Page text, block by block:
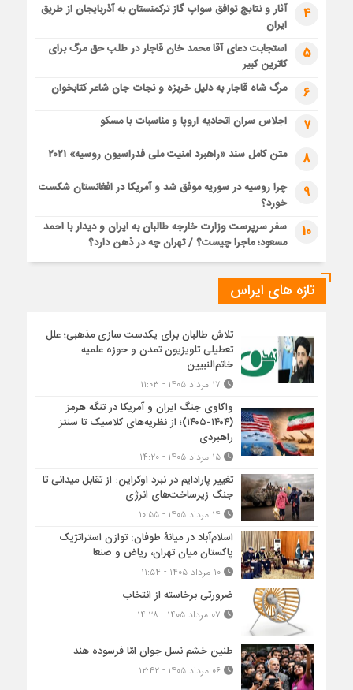
4
آثار و نتایج توافق سواپ گاز ترکمنستان به آذربایجان از طریق
ایران
5
استجابت دعای آقا محمد خان قاجار در طلب حق مرگ برای
کاترین کبیر
6 مرگ شاه قاجار به دلیل خربزه و نجات جان شاعر کتابخوان
7 اجلاس سران اتحادیه اروپا و مناسبات با مسکو
8 متن کامل سند «راهبرد امنیت ملی فدراسیون روسیه» ۲۰۲۱
9
چرا روسیه در سوریه موفق شد و آمریکا در افغانستان شکست
خورد؟
10
سفر سرپرست وزارت خارجه طالبان به ایران و دیدار با احمد
مسعود؛ ماجرا چیست؟ / تهران چه در ذهن دارد؟
تازه های ایراس
تلاش طالبان برای یکدست سازی مذهبی؛ علل
تعطیلی تلویزیون تمدن و حوزه علمیه
خاتم‌النبیین
واکاوی جنگ ایران و آمریکا در تنگه هرمز
(۱۴۰۴-۱۴۰۵)؛ از نظریه‌های کلاسیک تا سنتز
راهبردی
۱۵ مرداد ۱۴۰۵ - ۱۴:۲۰
تغییر پارادایم در نبرد اوکراین: از تقابل میدانی تا
جنگ زیرساخت‌های انرژی
اسلام‌آباد در میانۀ طوفان: توازن استراتژیک
پاکستان میان تهران، ریاض و صنعا
۱۰ مرداد ۱۴۰۵ - ۱۱:۵۴
ضرورتی برخاسته از انتخاب
طنین خشم نسل جوان امّا فرسوده هند
۰۶ مرداد ۱۴۰۵ - ۱۲:۴۲